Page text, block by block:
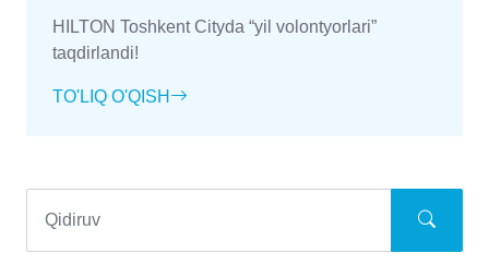
HILTON Toshkent Cityda “yil volontyorlari”
taqdirlandi!
TO'LIQ O'QISH